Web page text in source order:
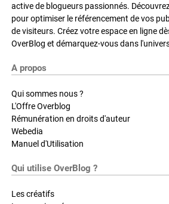
active de blogueurs passionnés.
pour optimiser le référencement de vos
de visiteurs. Créez votre espace en ligne
OverBlog et démarquez-vous dans
A propos
Qui sommes nous ?
L'Offre Overblog
Rémunération en droits d'auteur
Webedia
Manuel d'Utilisation
Qui utilise OverBlog ?
Les créatifs